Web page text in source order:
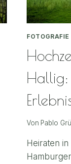
FOTOGRAFIE
Hallig:
Von Pablo
Heiraten